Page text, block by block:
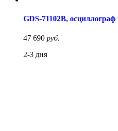
GDS-71102B,
47 690 руб.
2-3 дня